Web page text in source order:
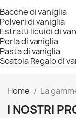
Bacche di vaniglia
Polveri di vaniglia
Estratti liquidi di
Perla di vaniglia
Pasta di vaniglia
Scatola Regalo di
Home La
I NOSTRI